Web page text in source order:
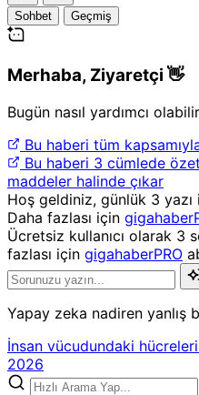
Sohbet Geçmiş
Merhaba, Ziyaretçi 👋
Bugün nasıl yardımcı
Bu haberi tüm
Bu haberi 3 cümlede
maddeler halinde çıkar
Hoş geldiniz, günlük 3
Daha fazlası için
Ücretsiz kullanıcı olarak 3
fazlası için gigahaberPRO
Yapay zeka nadiren yanlış
İnsan vücudundaki
2026